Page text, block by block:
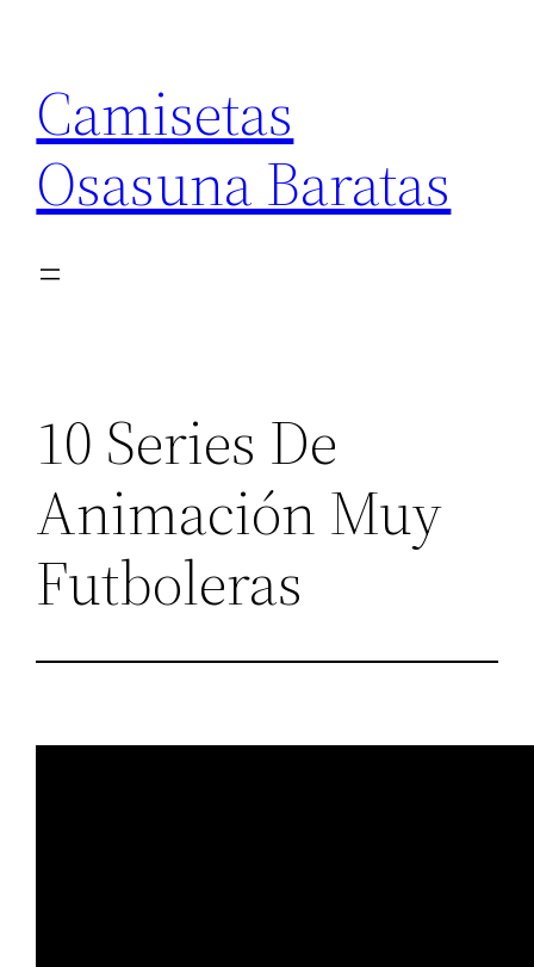
contenido
Camisetas
Osasuna Baratas
10 Series De
Animación Muy
Futboleras